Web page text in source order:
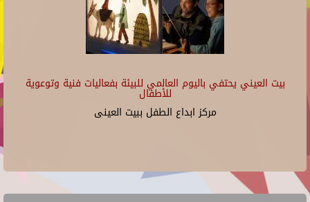
بيت العيني يحتفي باليوم العالمي للبيئة بفعاليات فنية وتوعوية
للأطفال
مركز ابداع الطفل ببيت العينى